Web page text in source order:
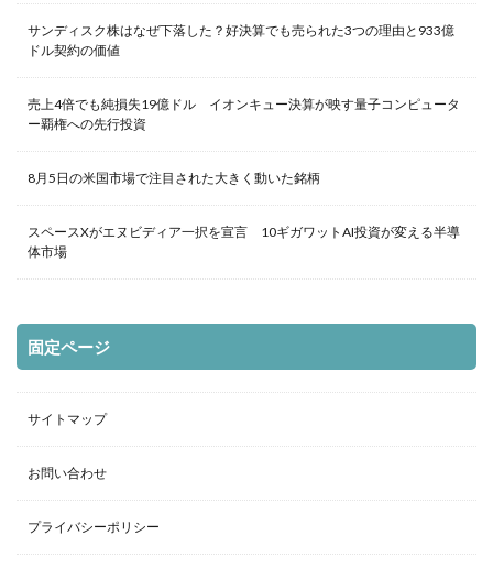
サンディスク株はなぜ下落した？好決算でも売られた3つの理由と933億
ドル契約の価値
売上4倍でも純損失19億ドル イオンキュー決算が映す量子コンピュータ
ー覇権への先行投資
8月5日の米国市場で注目された大きく動いた銘柄
スペースXがエヌビディア一択を宣言 10ギガワットAI投資が変える半導
体市場
固定ページ
サイトマップ
お問い合わせ
プライバシーポリシー